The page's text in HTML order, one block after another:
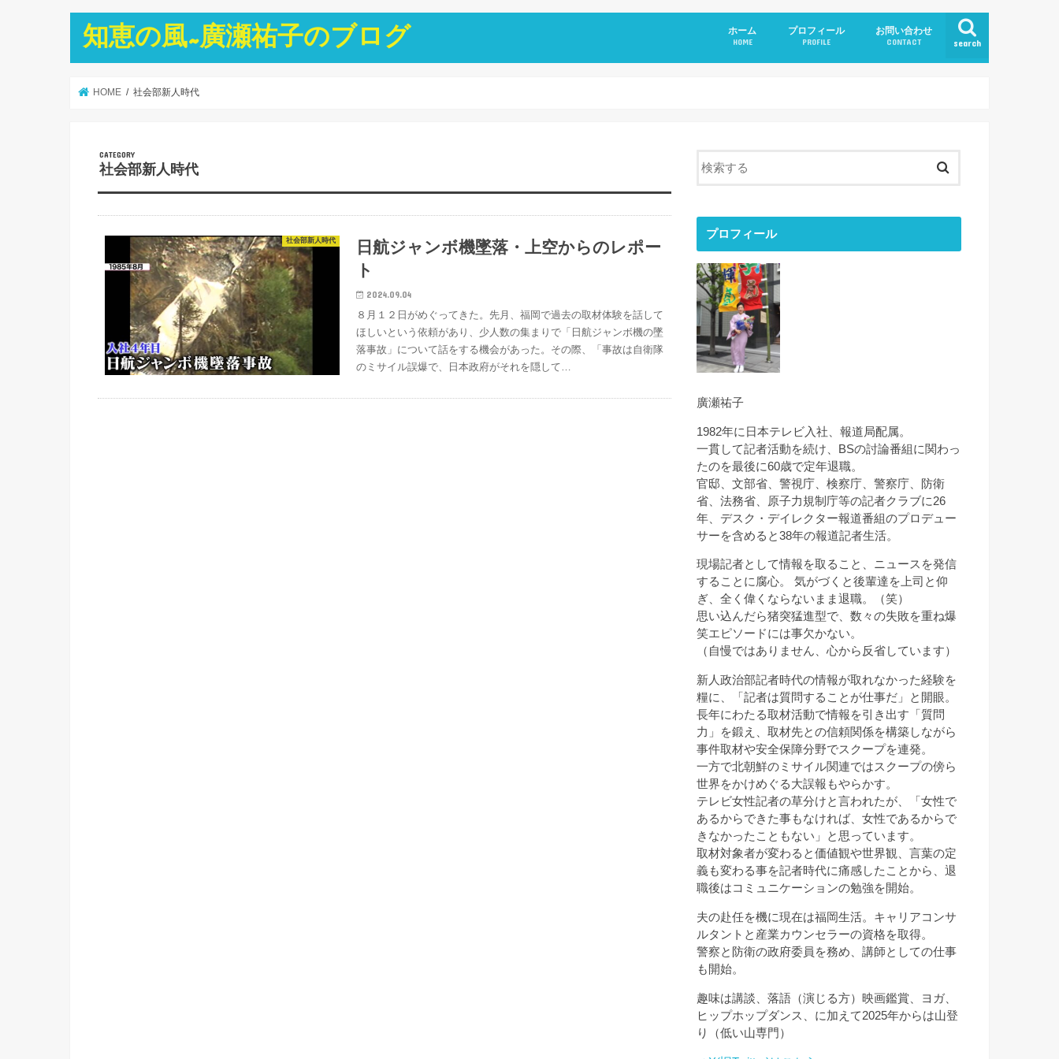
知恵の風~廣瀬祐子のブログ search
ホーム
HOME
プロフィール
PROFILE
お問い合わせ
CONTACT
HOME 社会部新人時代
社会部新人時代
社会部新人時代
日航ジャンボ機墜落・上空からのレポー
ト
2024.09.04
８月１２日がめぐってきた。先月、福岡で過去の取材体験を話して
ほしいという依頼があり、少人数の集まりで「日航ジャンボ機の墜
落事故」について話をする機会があった。その際、「事故は自衛隊
のミサイル誤爆で、日本政府がそれを隠して…
プロフィール
廣瀬祐子
1982年に日本テレビ入社、報道局配属。
一貫して記者活動を続け、BSの討論番組に関わっ
たのを最後に60歳で定年退職。
官邸、文部省、警視庁、検察庁、警察庁、防衛
省、法務省、原子力規制庁等の記者クラブに26
年、デスク・デイレクター報道番組のプロデュー
サーを含めると38年の報道記者生活。
現場記者として情報を取ること、ニュースを発信
することに腐心。 気がづくと後輩達を上司と仰
ぎ、全く偉くならないまま退職。（笑）
思い込んだら猪突猛進型で、数々の失敗を重ね爆
笑エピソードには事欠かない。
（自慢ではありません、心から反省しています）
新人政治部記者時代の情報が取れなかった経験を
糧に、「記者は質問することが仕事だ」と開眼。
長年にわたる取材活動で情報を引き出す「質問
力」を鍛え、取材先との信頼関係を構築しながら
事件取材や安全保障分野でスクープを連発。
一方で北朝鮮のミサイル関連ではスクープの傍ら
世界をかけめぐる大誤報もやらかす。
テレビ女性記者の草分けと言われたが、「女性で
あるからできた事もなければ、女性であるからで
きなかったこともない」と思っています。
取材対象者が変わると価値観や世界観、言葉の定
義も変わる事を記者時代に痛感したことから、退
職後はコミュニケーションの勉強を開始。
夫の赴任を機に現在は福岡生活。キャリアコンサ
ルタントと産業カウンセラーの資格を取得。
警察と防衛の政府委員を務め、講師としての仕事
も開始。
趣味は講談、落語（演じる方）映画鑑賞、ヨガ、
ヒップホップダンス、に加えて2025年からは山登
り（低い山専門）